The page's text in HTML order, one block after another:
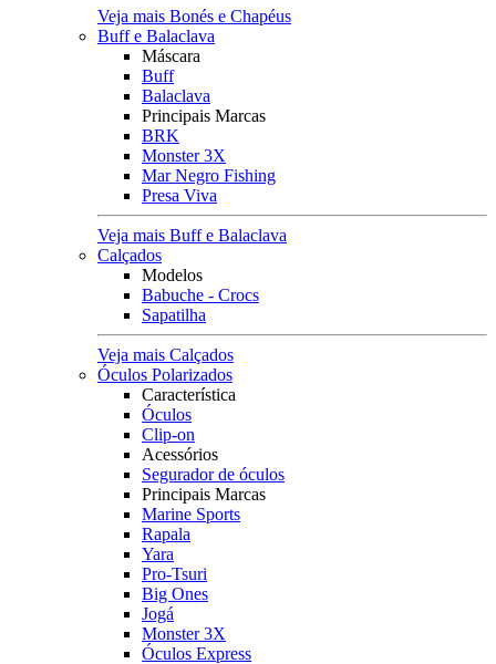
Veja mais Bonés e Chapéus
Buff e Balaclava
Máscara
Buff
Balaclava
Principais Marcas
BRK
Monster 3X
Mar Negro Fishing
Presa Viva
Veja mais Buff e Balaclava
Calçados
Modelos
Babuche - Crocs
Sapatilha
Veja mais Calçados
Óculos Polarizados
Característica
Óculos
Clip-on
Acessórios
Segurador de óculos
Principais Marcas
Marine Sports
Rapala
Yara
Pro-Tsuri
Big Ones
Jogá
Monster 3X
Óculos Express